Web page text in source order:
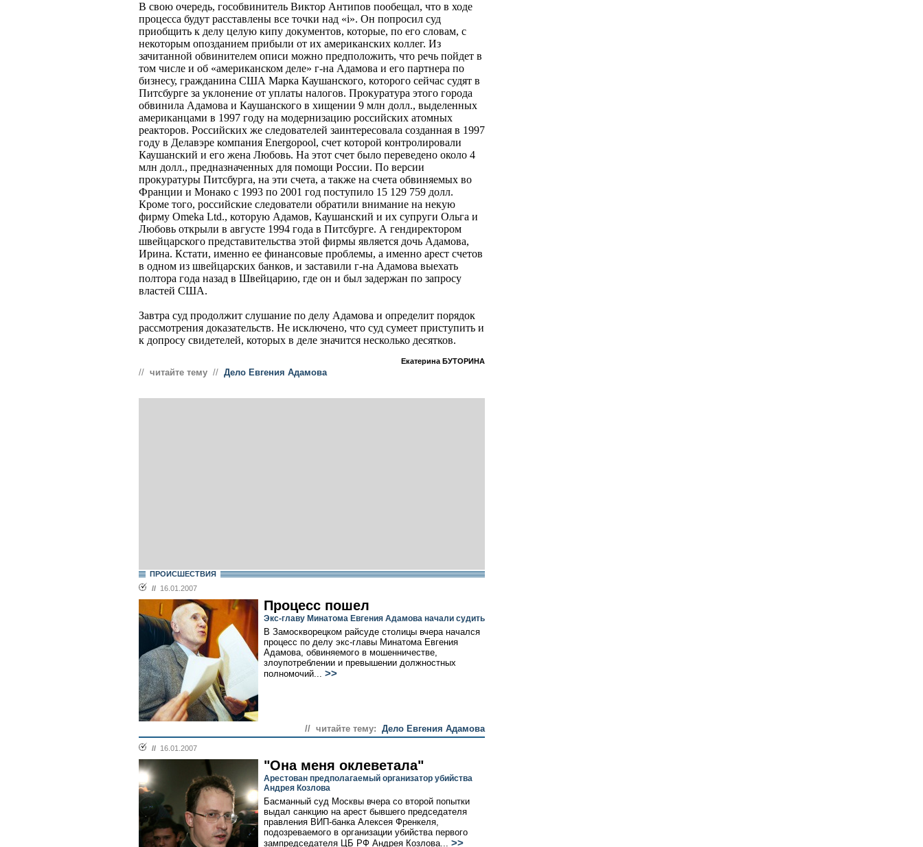
В свою очередь, гособвинитель Виктор Антипов пообещал, что в ходе
процесса будут расставлены все точки над «i». Он попросил суд
приобщить к делу целую кипу документов, которые, по его словам, с
некоторым опозданием прибыли от их американских коллег. Из
зачитанной обвинителем описи можно предположить, что речь пойдет в
том числе и об «американском деле» г-на Адамова и его партнера по
бизнесу, гражданина США Марка Каушанского, которого сейчас судят в
Питсбурге за уклонение от уплаты налогов. Прокуратура этого города
обвинила Адамова и Каушанского в хищении 9 млн долл., выделенных
американцами в 1997 году на модернизацию российских атомных
реакторов. Российских же следователей заинтересовала созданная в 1997
году в Делавэре компания Energopool, счет которой контролировали
Каушанский и его жена Любовь. На этот счет было переведено около 4
млн долл., предназначенных для помощи России. По версии
прокуратуры Питсбурга, на эти счета, а также на счета обвиняемых во
Франции и Монако с 1993 по 2001 год поступило 15 129 759 долл.
Кроме того, российские следователи обратили внимание на некую
фирму Omeka Ltd., которую Адамов, Каушанский и их супруги Ольга и
Любовь открыли в августе 1994 года в Питсбурге. А гендиректором
швейцарского представительства этой фирмы является дочь Адамова,
Ирина. Кстати, именно ее финансовые проблемы, а именно арест счетов
в одном из швейцарских банков, и заставили г-на Адамова выехать
полтора года назад в Швейцарию, где он и был задержан по запросу
властей США.
Завтра суд продолжит слушание по делу Адамова и определит порядок
рассмотрения доказательств. Не исключено, что суд сумеет приступить и
к допросу свидетелей, которых в деле значится несколько десятков.
Екатерина БУТОРИНА
// читайте тему // Дело Евгения Адамова
ПРОИСШЕСТВИЯ
// 16.01.2007
Процесс пошел
Экс-главу Минатома Евгения Адамова начали судить
В Замоскворецком райсуде столицы вчера начался
процесс по делу экс-главы Минатома Евгения
Адамова, обвиняемого в мошенничестве,
злоупотреблении и превышении должностных
полномочий... >>
// читайте тему: Дело Евгения Адамова
// 16.01.2007
"Она меня оклеветала"
Арестован предполагаемый организатор убийства
Андрея Козлова
Басманный суд Москвы вчера со второй попытки
выдал санкцию на арест бывшего председателя
правления ВИП-банка Алексея Френкеля,
подозреваемого в организации убийства первого
зампредседателя ЦБ РФ Андрея Козлова... >>